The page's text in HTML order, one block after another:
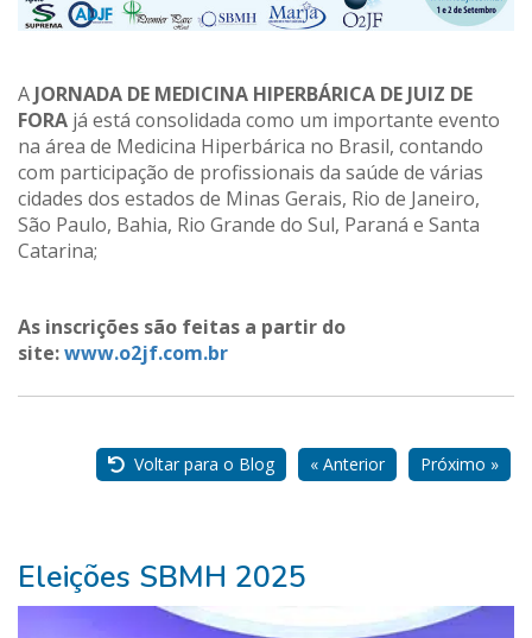
AJORNADA DE MEDICINA HIPERBÁRICA DE JUIZ DE
FORA já está consolidada como um importante evento
na área de Medicina Hiperbárica no Brasil, contando
com participação de profissionais da saúde de várias
cidades dos estados de Minas Gerais, Rio de Janeiro,
São Paulo, Bahia, Rio Grande do Sul, Paraná e Santa
Catarina;
As inscrições são feitas a partir do
site:www.o2jf.com.br
ParceirosVoltar para o Blog « Anterior Próximo »
Eleições SBMH 2025